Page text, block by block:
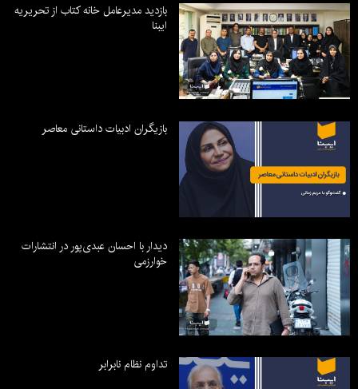
بازدید مدیرعامل خانه کتاب از تحریریه
ایبنا
بازیگران ادبیات داستانی معاصر
دیدار با احسان عبدی‌پور در انتشارات
خوارزمی
تداوم نظام نابرابر